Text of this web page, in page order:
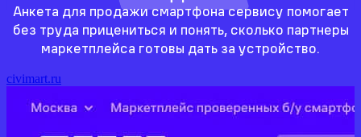
Анкета для продажи смартфона сервису помогает
без труда прицениться и понять, сколько партнеры
маркетплейса готовы дать за устройство.
civimart.ru